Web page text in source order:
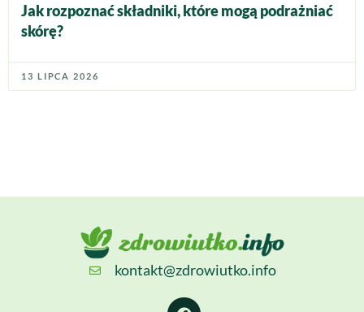
Jak rozpoznać składniki, które mogą podrażniać
skórę?
13 LIPCA 2026
kontakt@zdrowiutko.info